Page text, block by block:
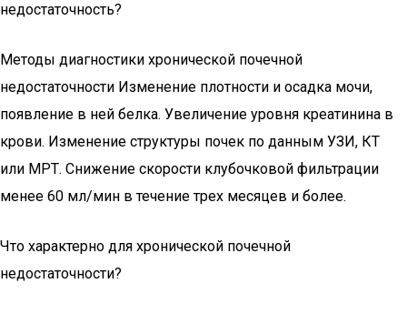
недостаточность?
Методы диагностики хронической почечной
недостаточности Изменение плотности и осадка мочи,
появление в ней белка. Увеличение уровня креатинина в
крови. Изменение структуры почек по данным УЗИ, КТ
или МРТ. Снижение скорости клубочковой фильтрации
менее 60 мл/мин в течение трех месяцев и более.
Что характерно для хронической почечной
недостаточности?